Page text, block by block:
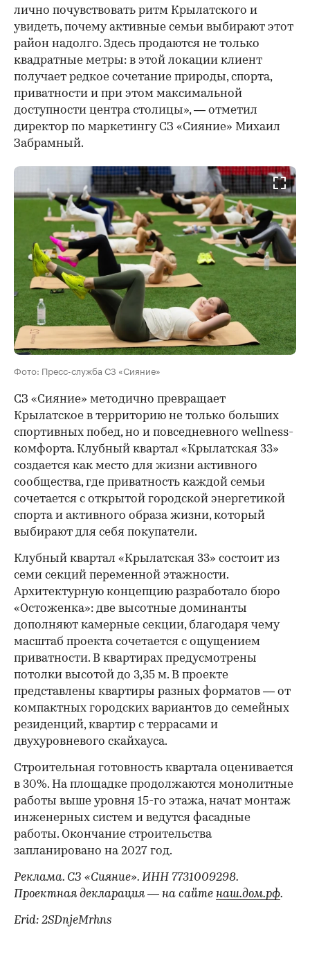
лично почувствовать ритм Крылатского и
увидеть, почему активные семьи выбирают этот
район надолго. Здесь продаются не только
квадратные метры: в этой локации клиент
получает редкое сочетание природы, спорта,
приватности и при этом максимальной
доступности центра столицы», — отметил
директор по маркетингу СЗ «Сияние» Михаил
Забрамный.
Фото: Пресс-служба СЗ «Сияние»
СЗ «Сияние» методично превращает
Крылатское в территорию не только больших
спортивных побед, но и повседневного wellness-
комфорта. Клубный квартал «Крылатская 33»
создается как место для жизни активного
сообщества, где приватность каждой семьи
сочетается с открытой городской энергетикой
спорта и активного образа жизни, который
выбирают для себя покупатели.
Клубный квартал «Крылатская 33» состоит из
семи секций переменной этажности.
Архитектурную концепцию разработало бюро
«Остоженка»: две высотные доминанты
дополняют камерные секции, благодаря чему
масштаб проекта сочетается с ощущением
приватности. В квартирах предусмотрены
потолки высотой до 3,35 м. В проекте
представлены квартиры разных форматов — от
компактных городских вариантов до семейных
резиденций, квартир с террасами и
двухуровневого скайхауса.
Строительная готовность квартала оценивается
в 30%. На площадке продолжаются монолитные
работы выше уровня 15-го этажа, начат монтаж
инженерных систем и ведутся фасадные
работы. Окончание строительства
запланировано на 2027 год.
Реклама. СЗ «Сияние». ИНН 7731009298.
Проектная декларация — на сайте наш.дом.рф.
Erid: 2SDnjeMrhns